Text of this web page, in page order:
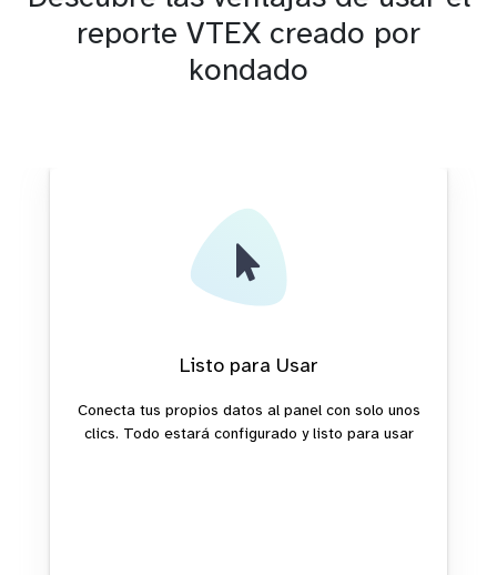
reporte VTEX creado por
kondado
Listo para Usar
Conecta tus propios datos al panel con solo unos
clics. Todo estará configurado y listo para usar